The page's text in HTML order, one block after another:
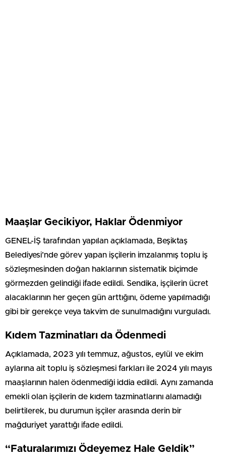
Maaşlar Gecikiyor, Haklar Ödenmiyor
GENEL-İŞ tarafından yapılan açıklamada, Beşiktaş
Belediyesi’nde görev yapan işçilerin imzalanmış toplu iş
sözleşmesinden doğan haklarının sistematik biçimde
görmezden gelindiği ifade edildi. Sendika, işçilerin ücret
alacaklarının her geçen gün arttığını, ödeme yapılmadığı
gibi bir gerekçe veya takvim de sunulmadığını vurguladı.
Kıdem Tazminatları da Ödenmedi
Açıklamada, 2023 yılı temmuz, ağustos, eylül ve ekim
aylarına ait toplu iş sözleşmesi farkları ile 2024 yılı mayıs
maaşlarının halen ödenmediği iddia edildi. Aynı zamanda
emekli olan işçilerin de kıdem tazminatlarını alamadığı
belirtilerek, bu durumun işçiler arasında derin bir
mağduriyet yarattığı ifade edildi.
“Faturalarımızı Ödeyemez Hale Geldik”